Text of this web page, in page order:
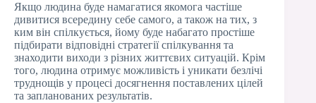
Якщо людина буде намагатися якомога частіше
дивитися всередину себе самого, а також на тих, з
ким він спілкується, йому буде набагато простіше
підбирати відповідні стратегії спілкування та
знаходити виходи з різних життєвих ситуацій. Крім
того, людина отримує можливість і уникати безлічі
труднощів у процесі досягнення поставлених цілей
та запланованих результатів.